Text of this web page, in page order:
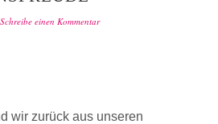
Schreibe einen Kommentar
wir zurück aus unseren